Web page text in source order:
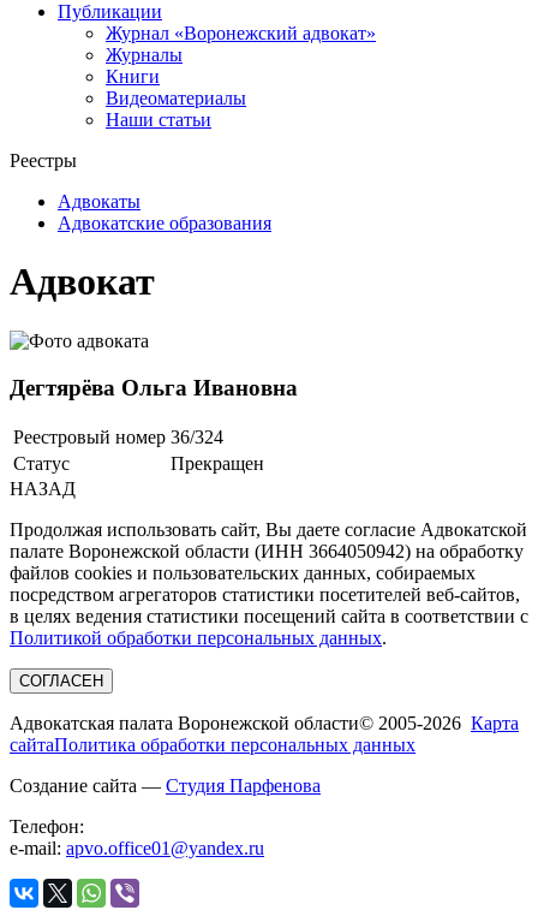
Публикации
Журнал «Воронежский адвокат»
Журналы
Книги
Видеоматериалы
Наши статьи
Реестры
Адвокаты
Адвокатские образования
Адвокат
Дегтярёва Ольга Ивановна
Реестровый номер 36/324
Статус
Прекращен
НАЗАД
Продолжая использовать сайт, Вы даете согласие Адвокатской
палате Воронежской области (ИНН 3664050942) на обработку
файлов cookies и пользовательских данных, собираемых
посредством агрегаторов статистики посетителей веб-сайтов,
в целях ведения статистики посещений сайта в соответствии с
Политикой обработки персональных данных.
СОГЛАСЕН
Адвокатская палата Воронежской области© 2005-2026 Карта
сайтаПолитика обработки персональных данных
Создание сайта — Студия Парфенова
Телефон:
e-mail: apvo.office01@yandex.ru